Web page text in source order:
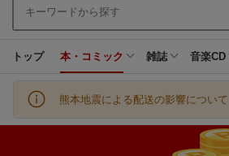
トップ 本・コミック 雑誌 音楽CD
熊本地震による配送の影響について